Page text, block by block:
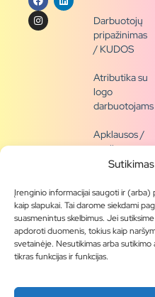
Įrenginio informacijai saugoti ir
kaip slapukai. Tai darome siekdami
suasmenintus skelbimus. Jei
apdoroti duomenis, tokius kaip
svetainėje. Nesutikimas arba
tikras funkcijas ir funkcijas.
Darbuotojų
pripažinimas
/ KUDOS
Atributika su
logo
darbuotojams
Apklausos /
naujienų
siena
Tapkite
partneriu
Visas
produktų
asortimentas
Produktų